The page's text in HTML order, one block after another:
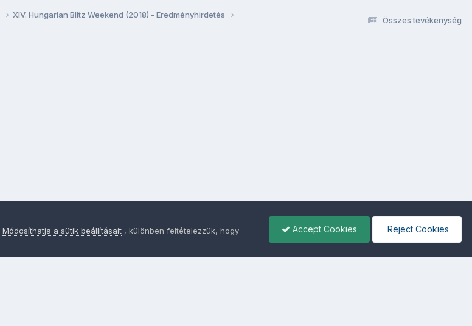
Összes tevékenység
XIV. Hungarian Blitz Weekend (2018) - Eredményhirdetés
Módosíthatja a sütik beállításait , különben feltételezzük, hogy
Accept Cookies Reject Cookies